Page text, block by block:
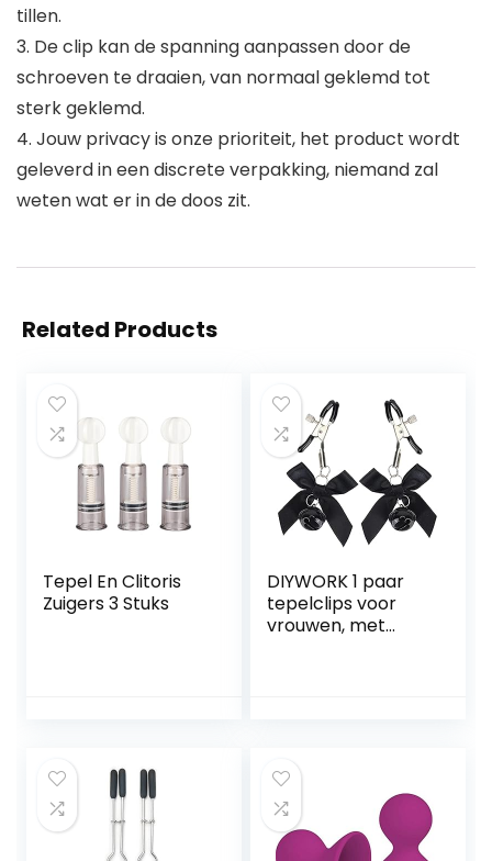
tillen.
3. De clip kan de spanning aanpassen door de
schroeven te draaien, van normaal geklemd tot
sterk geklemd.
4. Jouw privacy is onze prioriteit, het product wordt
geleverd in een discrete verpakking, niemand zal
weten wat er in de doos zit.
Related Products
Tepel En Clitoris
Zuigers 3 Stuks
DIYWORK 1 paar
tepelclips voor
vrouwen, met